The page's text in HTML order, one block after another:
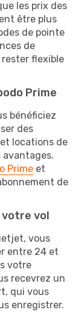
les prix des
être plus
de pointe
de
flexible
Prime
bénéficiez
des
locations de
Prime et
de
vol
vous
entre 24 et
votre
recevrez un
qui vous
enregistrer.